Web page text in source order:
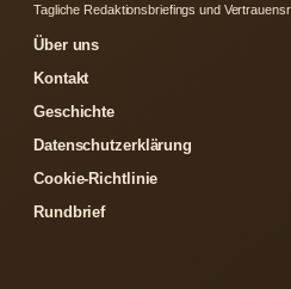
Tagliche Redaktionsbriefings und
Über uns
Kontakt
Geschichte
Datenschutzerklärung
Cookie-Richtlinie
Rundbrief